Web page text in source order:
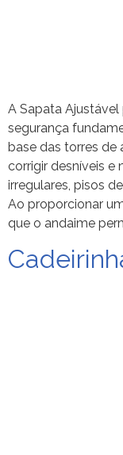
A Sapata
segurança
base das torres de
corrigir desníveis e
irregulares, pisos
Ao proporcionar
que o andaime